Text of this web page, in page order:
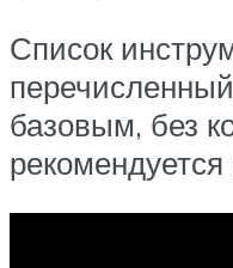
Список
базовым, без